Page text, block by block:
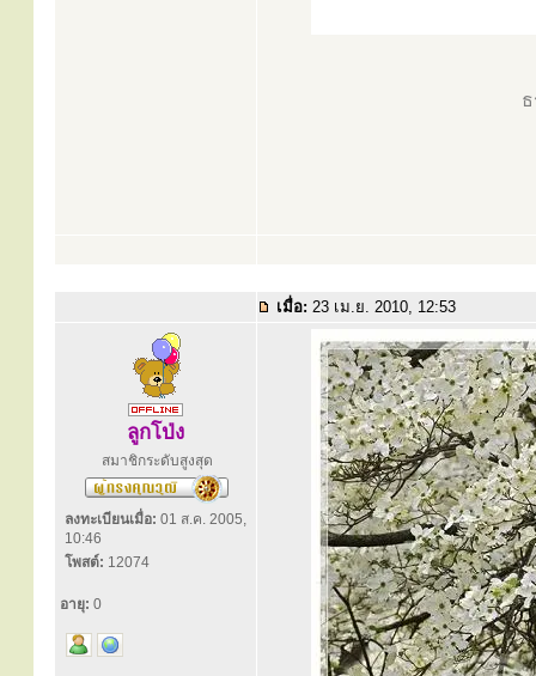
เมื่อ: 23 เม.ย. 2010, 12:53
ลูกโป่ง
สมาชิกระดับสูงสุด
ลงทะเบียนเมื่อ: 01 ส.ค. 2005,
10:46
โพสต์: 12074
อายุ: 0